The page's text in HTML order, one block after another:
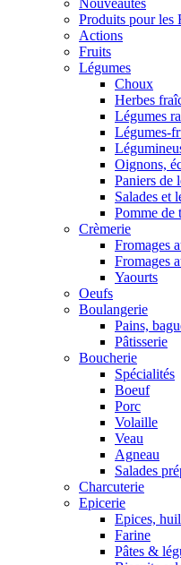
Nouveautés
Produits pour les
Actions
Fruits
Légumes
Choux
Herbes
Légumes
Légumes-
Oignons,
Paniers de
Salades et
Pomme de
Crèmerie
Fromages
Fromages
Yaourts
Oeufs
Boulangerie
Pains,
Pâtisserie
Boucherie
Spécialités
Boeuf
Porc
Volaille
Veau
Agneau
Salades
Charcuterie
Epicerie
Epices,
Farine
Pâtes &